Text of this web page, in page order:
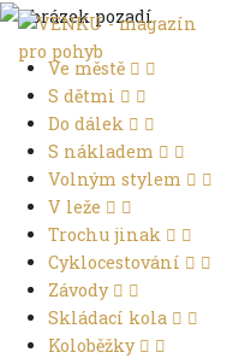
Ve městě
S dětmi
Do dálek
S nákladem
Volným stylem
V leže
Trochu jinak
Cyklocestování
Závody
Skládací kola
Koloběžky